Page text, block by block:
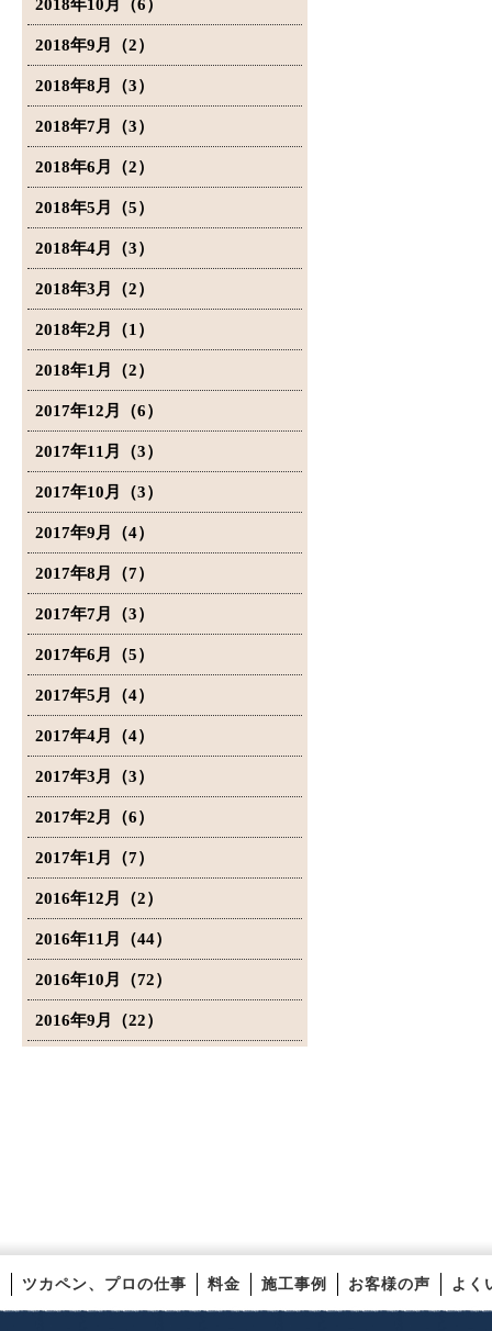
2018年10月（6）
2018年9月（2）
2018年8月（3）
2018年7月（3）
2018年6月（2）
2018年5月（5）
2018年4月（3）
2018年3月（2）
2018年2月（1）
2018年1月（2）
2017年12月（6）
2017年11月（3）
2017年10月（3）
2017年9月（4）
2017年8月（7）
2017年7月（3）
2017年6月（5）
2017年5月（4）
2017年4月（4）
2017年3月（3）
2017年2月（6）
2017年1月（7）
2016年12月（2）
2016年11月（44）
2016年10月（72）
2016年9月（22）
ツカペン、プロの仕事 料金 施工事例 お客様の声 よく